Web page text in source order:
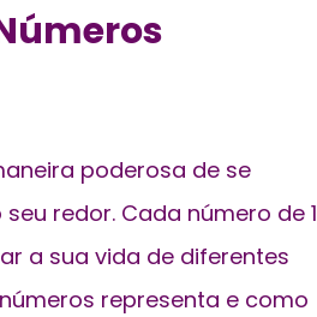
poderosa de se
redor. Cada número de 1
a sua vida de diferentes
representa e como